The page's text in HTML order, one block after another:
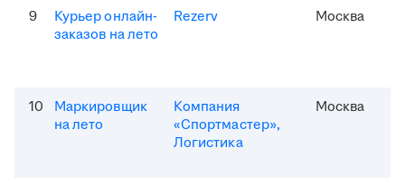
9
Курьер онлайн-
заказов на лето
Rezerv Москва
10
Маркировщик
на лето
Компания
«Спортмастер»,
Логистика
Москва